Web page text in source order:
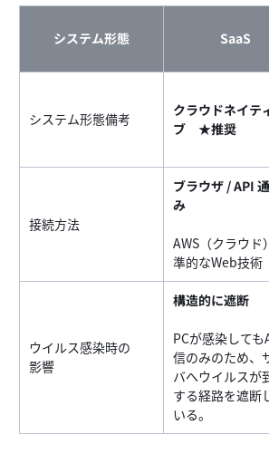
システム形態 SaaS
システム形態備考
クラウドネイテ
ブ ★推奨
接続方法
ブラウザ / API
み
AWS（クラウド
準的なWeb技術
ウイルス感染時の
影響
構造的に遮断
PCが感染しても
信のみのため、
バへウイルスが
する経路を遮断
いる。